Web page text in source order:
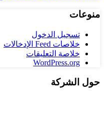
منوعات
تسجيل الدخول
خلاصات Feed الإدخالات
خلاصة التعليقات
WordPress.org
حول الشركة